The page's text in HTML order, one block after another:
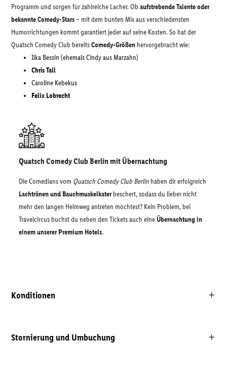
Programm und sorgen für zahlreiche Lacher. Ob aufstrebende Talente oder
bekannte Comedy-Stars– mit dem bunten Mix aus verschiedensten
Humorrichtungen kommt garantiert jeder auf seine Kosten. So hat der
Quatsch Comedy Club bereitsComedy-Größen hervorgebracht wie:
Ilka Bessin (ehemals Cindy aus Marzahn)
Chris Tall
Caroline Kebekus
Felix Lobrecht
Quatsch Comedy Club Berlin mit Übernachtung
Die Comedians vom Quatsch Comedy Club Berlin haben dir erfolgreich
Lachtränen und Bauchmuskelkaterbeschert, sodass du lieber nicht
mehr den langen Heimweg antreten möchtest? Kein Problem, bei
Travelcircus buchst du neben den Tickets auch eine Übernachtung in
einem unserer Premium Hotels.
Konditionen
Stornierung und Umbuchung